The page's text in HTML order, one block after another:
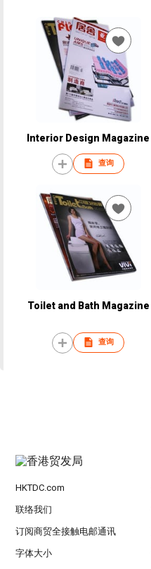
Interior Design Magazine
查询
Toilet and Bath Magazine
查询
HKTDC.com
联络我们
订阅商贸全接触电邮通讯
字体大小